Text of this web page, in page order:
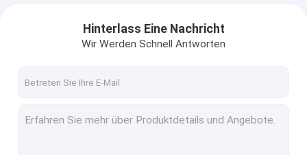
Kipplaster
Traktor-LKW
Hinterlass Eine Nachricht
Wir Werden Schnell Antworten